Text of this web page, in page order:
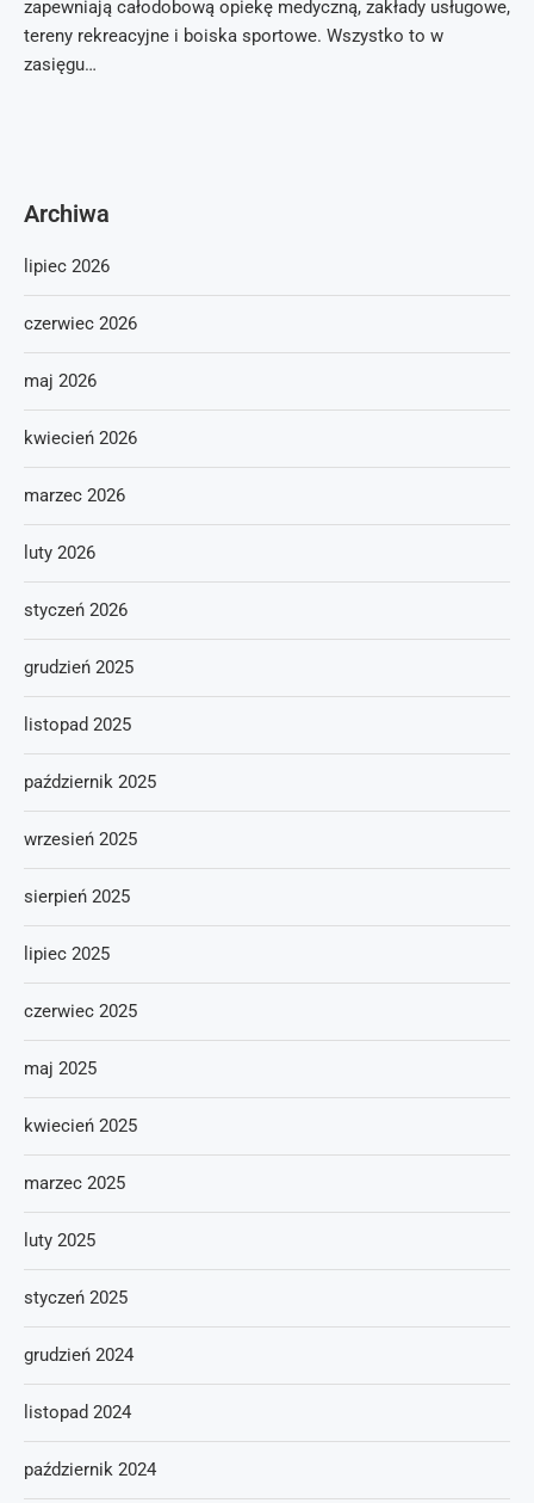
zapewniają całodobową opiekę medyczną, zakłady usługowe,
tereny rekreacyjne i boiska sportowe. Wszystko to w
zasięgu…
Archiwa
lipiec 2026
czerwiec 2026
maj 2026
kwiecień 2026
marzec 2026
luty 2026
styczeń 2026
grudzień 2025
listopad 2025
październik 2025
wrzesień 2025
sierpień 2025
lipiec 2025
czerwiec 2025
maj 2025
kwiecień 2025
marzec 2025
luty 2025
styczeń 2025
grudzień 2024
listopad 2024
październik 2024